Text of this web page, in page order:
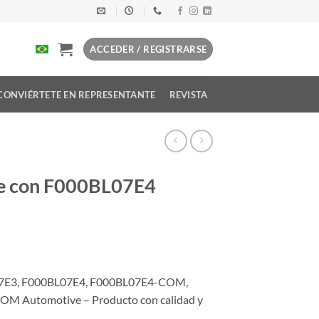
ACCEDER / REGISTRARSE
EN REPRESENTANTE REVISTA
F000BL07E4
F000BL07E4, F000BL07E4-COM,
Automotive – Producto con calidad y